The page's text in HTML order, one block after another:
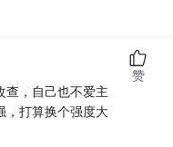
查，自己也不爱主
，打算换个强度大
赞